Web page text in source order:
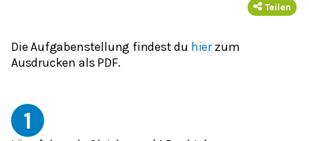
Teilen
Die Aufgabenstellung findest du hierzum
Ausdrucken als PDF.
1